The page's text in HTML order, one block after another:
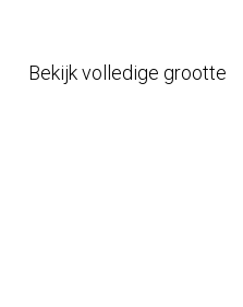
Bekijk volledige grootte